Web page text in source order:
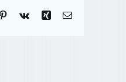
Pinterest
Vk Xing Correo